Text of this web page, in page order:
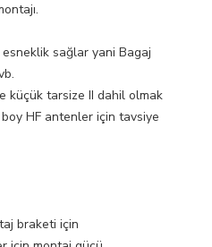
sağlar yani Bagaj
küçük tarsize II dahil olmak
HF antenler için tavsiye
braketi için